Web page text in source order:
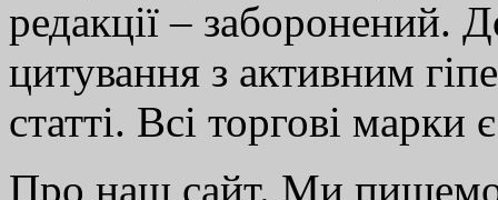
редакції – заборонений.
цитування з активним
статті. Всі торгові марки
Про наш сайт. Ми